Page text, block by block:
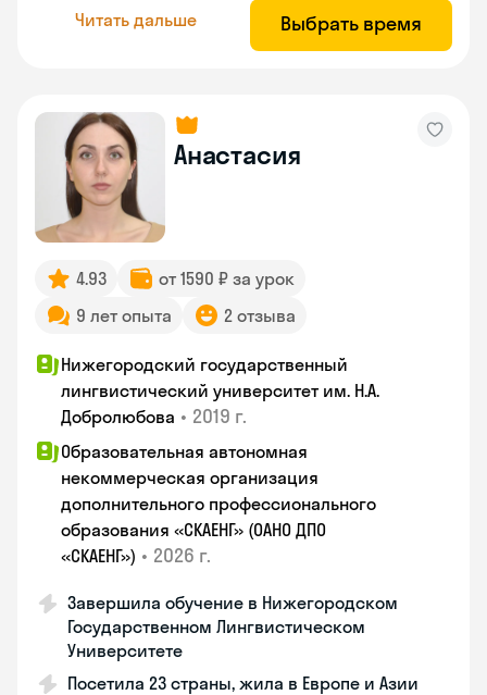
Читать дальше Выбрать время
Анастасия
4.93
от 1590 ₽ за урок
9 лет опыта
2 отзыва
Нижегородский государственный
лингвистический университет им. Н.А.
Добролюбова • 2019 г.
Образовательная автономная
некоммерческая организация
дополнительного профессионального
образования «СКАЕНГ» (ОАНО ДПО
«СКАЕНГ») • 2026 г.
Завершила обучение в Нижегородском
Государственном Лингвистическом
Университете
Посетила 23 страны, жила в Европе и Азии